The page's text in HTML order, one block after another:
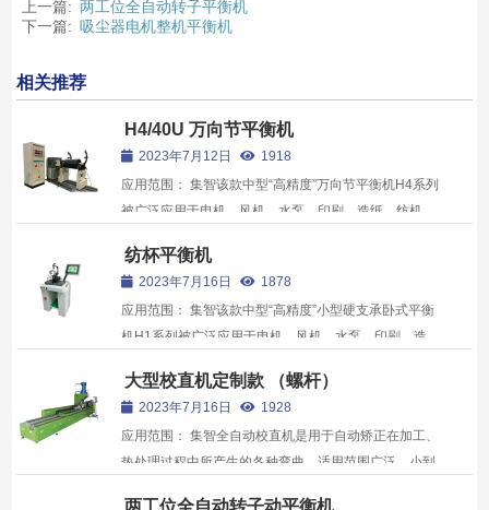
上一篇: 两工位全自动转子平衡机
下一篇: 吸尘器电机整机平衡机
相关推荐
H4/40U 万向节平衡机
2023年7月12日
1918
应用范围： 集智该款中型“高精度”万向节平衡机H4系列
被广泛应用于电机、风机、水泵、印刷、造纸、纺机、
1、整体式H型支承架，结构轻巧可靠，振动系统阻尼
小、刚性好； 2、每一项配套件均采用品牌...
纺杯平衡机
2023年7月16日
1878
应用范围： 集智该款中型“高精度”小型硬支承卧式平衡
机H1系列被广泛应用于电机、风机、水泵、印刷、造
品特点： 工件案例： ,
大型校直机定制款 （螺杆）
2023年7月16日
1928
应用范围： 集智全自动校直机是用于自动矫正在加工、
热处理过程中所产生的各种弯曲。适用范围广泛，小到